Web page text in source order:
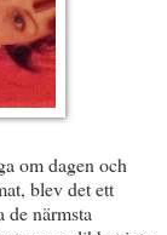
om dagen och
blev det ett
de närmsta